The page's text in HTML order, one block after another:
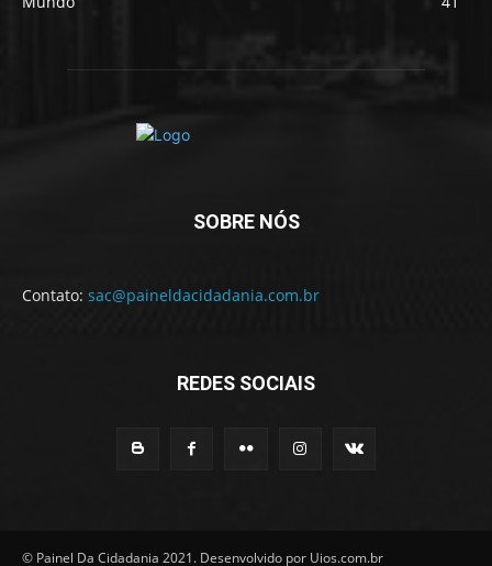
SOBRE NÓS
Contato: sac@paineldacidadania.com.br
REDES SOCIAIS
© Painel Da Cidadania 2021. Desenvolvido por Uios.com.br